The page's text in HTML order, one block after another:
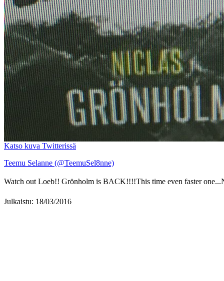
Katso kuva Twitterissä
Teemu Selanne (@TeemuSel8nne)
Watch out Loeb!! Grönholm is BACK!!!!This time even faster
Julkaistu: 18/03/2016